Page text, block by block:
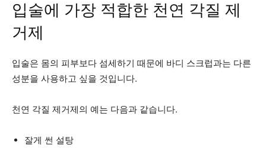
입술에 가장 적합한 천연 각질 제
거제
입술은 몸의 피부보다 섬세하기 때문에 바디 스크럽과는 다른
성분을 사용하고 싶을 것입니다.
천연 각질 제거제의 예는 다음과 같습니다.
잘게 썬 설탕